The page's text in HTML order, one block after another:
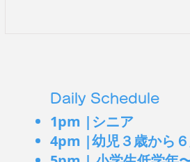
無意識の左回り
Daily Schedule
1pm |シニア
4pm |幼児３歳から